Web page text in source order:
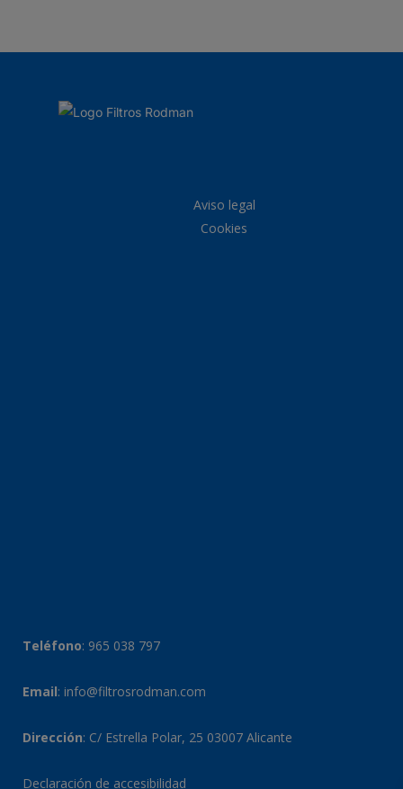
Aviso legal
Cookies
Teléfono: 965 038 797
Email: info@filtrosrodman.com
Dirección: C/ Estrella Polar, 25 03007 Alicante
Declaración de accesibilidad